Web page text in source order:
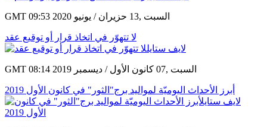
GMT 09:53 2020 السبت ,13 حزيران / يونيو
لا تتهوّر في اتخاذ قرار أو توقيع عقد
GMT 08:14 2019 السبت ,07 كانون الأول / ديسمبر
أبرز الأحداث اليوميّة لمواليد برج"الثور" في كانون الأول 2019